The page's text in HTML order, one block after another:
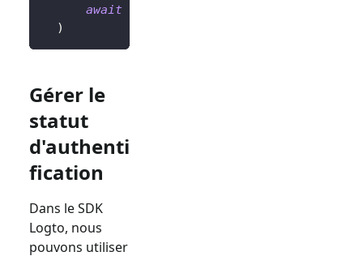
await
)
Gérer le
statut
d'authenti
fication
Dans le SDK
Logto, nous
pouvons utiliser